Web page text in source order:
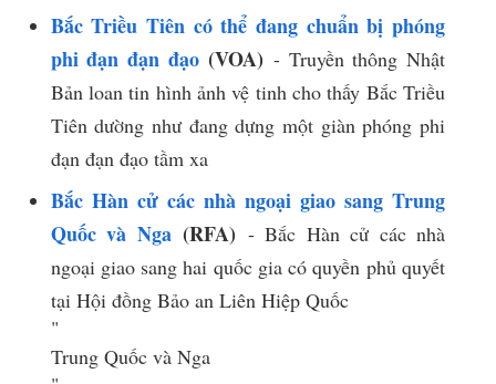
Bắc Triều Tiên có thể đang chuẩn bị phóng
phi đạn đạn đạo(VOA) - Truyền thông Nhật
Bản loan tin hình ảnh vệ tinh cho thấy Bắc Triều
Tiên dường như đang dựng một giàn phóng phi
đạn đạn đạo tầm xa
Bắc Hàn cử các nhà ngoại giao sang Trung
Quốc và Nga(RFA) - Bắc Hàn cử các nhà
ngoại giao sang hai quốc gia có quyền phủ quyết
tại Hội đồng Bảo an Liên Hiệp Quốc
​"​
Trung Quốc và Nga